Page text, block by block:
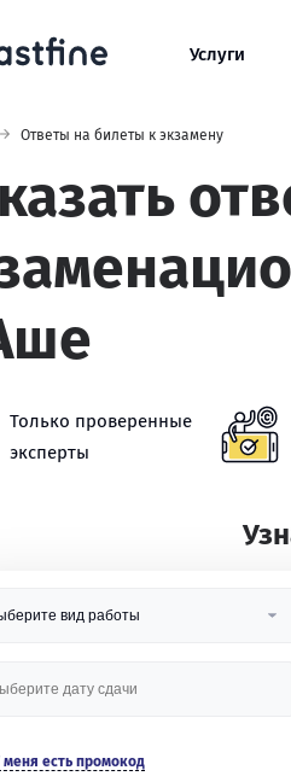
Услуги
Ответы на билеты к экзамену
Только проверенные
эксперты
меня есть промокод